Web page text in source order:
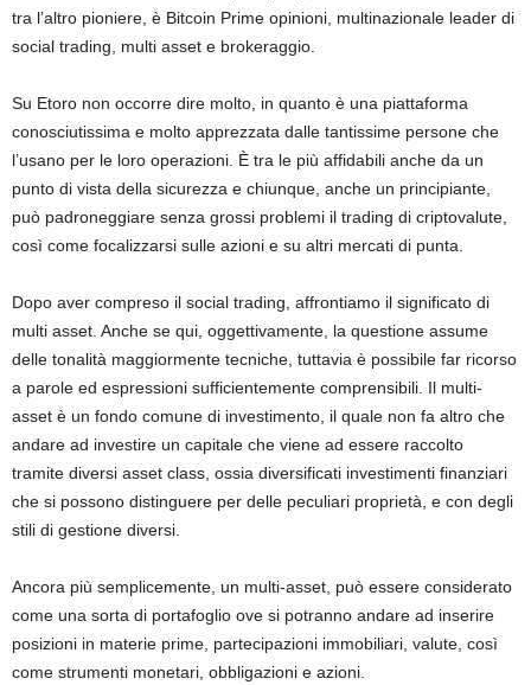
tra l’altro pioniere, è Bitcoin Prime opinioni, multinazionale leader di
social trading, multi asset e brokeraggio.
Su Etoro non occorre dire molto, in quanto è una piattaforma
conosciutissima e molto apprezzata dalle tantissime persone che
l’usano per le loro operazioni. È tra le più affidabili anche da un
punto di vista della sicurezza e chiunque, anche un principiante,
può padroneggiare senza grossi problemi il trading di criptovalute,
così come focalizzarsi sulle azioni e su altri mercati di punta.
Dopo aver compreso il social trading, affrontiamo il significato di
multi asset. Anche se qui, oggettivamente, la questione assume
delle tonalità maggiormente tecniche, tuttavia è possibile far ricorso
a parole ed espressioni sufficientemente comprensibili. Il multi-
asset è un fondo comune di investimento, il quale non fa altro che
andare ad investire un capitale che viene ad essere raccolto
tramite diversi asset class, ossia diversificati investimenti finanziari
che si possono distinguere per delle peculiari proprietà, e con degli
stili di gestione diversi.
Ancora più semplicemente, un multi-asset, può essere considerato
come una sorta di portafoglio ove si potranno andare ad inserire
posizioni in materie prime, partecipazioni immobiliari, valute, così
come strumenti monetari, obbligazioni e azioni.